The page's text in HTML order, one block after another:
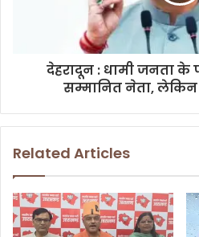
देहरादून : धामी जनता के
सम्मानित नेता,
Related Articles